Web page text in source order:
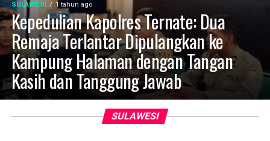
SULAWESI 1 tahun ago
Kepedulian Kapolres Ternate: Dua
Remaja Terlantar Dipulangkan ke
Kampung Halaman dengan Tangan
Kasih dan Tanggung Jawab
SULAWESI